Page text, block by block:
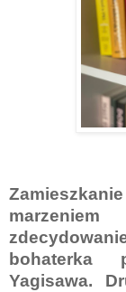
bohaterka
Yagisawa.